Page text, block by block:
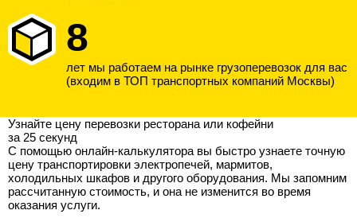
8
лет мы работаем на рынке грузоперевозок для вас
(входим в ТОП транспортных компаний Москвы)
Узнайте цену перевозки ресторана или кофейни
за 25 секунд
С помощью онлайн-калькулятора вы быстро узнаете точную
цену транспортировки электропечей, мармитов,
холодильных шкафов и другого оборудования. Мы запомним
рассчитанную стоимость, и она не изменится во время
оказания услуги.